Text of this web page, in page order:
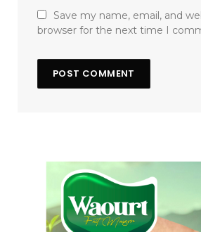
Save my name, email, and
browser for the next time I